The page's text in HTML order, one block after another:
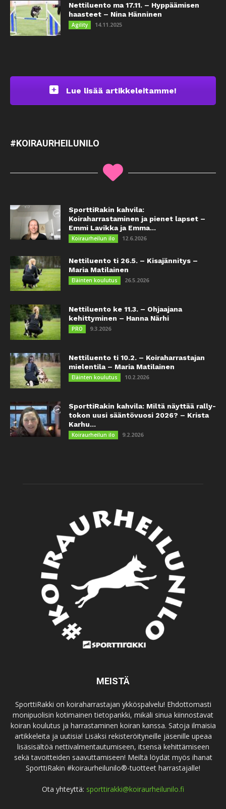
Nettiluento ma 17.11. – Hyppäämisen
haasteet – Nina Hänninen
Agility 14.11.2025
Lue lisää artikkeleitamme!
#KOIRAURHEILUNILO
SporttiRakin kahvila:
Koiraharrastaminen ja pienet lapset –
Emmi Lavikka ja Emma...
Koiraurheilun ilo 12.6.2026
Nettiluento ti 26.5. – Kisajännitys –
Maria Matilainen
Eläinten koulutus 26.5.2026
Nettiluento ke 11.3. – Ohjaajana
kehittyminen – Hanna Närhi
PRO 9.3.2026
Nettiluento ti 10.2. – Koiraharrastajan
mielentila – Maria Matilainen
Eläinten koulutus 10.2.2026
SporttiRakin kahvila: Miltä näyttää rally-
tokon uusi sääntövuosi 2026? – Krista
Karhu...
Koiraurheilun ilo 9.2.2026
MEISTÄ
SporttiRakki on koiraharrastajan ykköspalvelu! Ehdottomasti
monipuolisin kotimainen tietopankki, mikäli sinua kiinnostavat
koiran koulutus ja harrastaminen koiran kanssa. Satoja ilmaisia
artikkeleita ja uutisia! Lisäksi rekisteröityneille jäsenille upeaa
lisäsisältöä nettivalmentautumiseen, itsensä kehittämiseen
sekä tavoitteiden saavuttamiseen! Meiltä löydät myös ihanat
SporttiRakin #koiraurheilunilo®-tuotteet harrastajalle!
Ota yhteyttä: sporttirakki@koiraurheilunilo.fi